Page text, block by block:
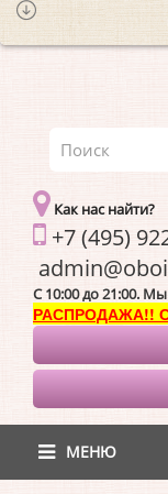
Как нас найти?
+7 (495)
C 10:00 до 21:00.
РАСПРОДАЖА!!
МЕНЮ